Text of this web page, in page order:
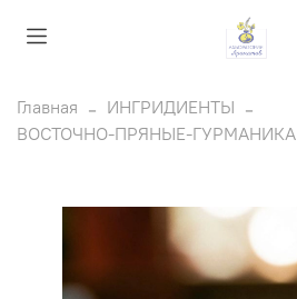
Главная
ИНГРИДИЕНТЫ
ВОСТОЧНО-ПРЯНЫЕ-ГУРМАНИКА